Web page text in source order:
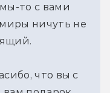
то с вами
ничуть не
что вы с